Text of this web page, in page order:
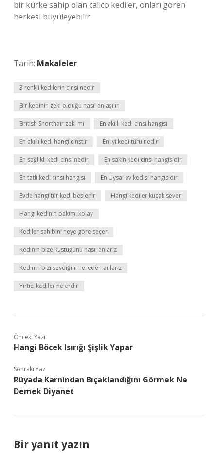
bir kürke sahip olan calico kediler, onları gören
herkesi büyüleyebilir.
Tarih: Makaleler
3 renkli kedilerin cinsi nedir
Bir kedinin zeki olduğu nasıl anlaşılır
British Shorthair zeki mi En akıllı kedi cinsi hangisi
En akıllı kedi hangi cinstir En iyi kedi türü nedir
En sağlıklı kedi cinsi nedir En sakin kedi cinsi hangisidir
En tatlı kedi cinsi hangisi En Uysal ev kedisi hangisidir
Evde hangi tür kedi beslenir Hangi kediler kucak sever
Hangi kedinin bakımı kolay
Kediler sahibini neye göre seçer
Kedinin bize küstüğünü nasıl anlarız
Kedinin bizi sevdiğini nereden anlarız
Yırtıcı kediler nelerdir
Önceki Yazı
Hangi Böcek Isırığı Şişlik Yapar
Sonraki Yazı
Rüyada Karnindan Bıçaklandığını Görmek Ne
Demek Diyanet
Bir yanıt yazın